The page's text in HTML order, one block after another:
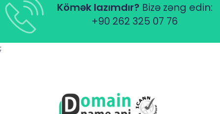
Kömək lazımdır? Bizə zəng edin:
+90 262 325 07 76
;